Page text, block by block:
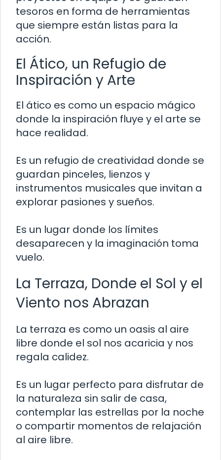
tesoros en forma de herramientas
que siempre están listas para la
acción.
El Ático, un Refugio de
Inspiración y Arte
El ático es como un espacio mágico
donde la inspiración fluye y el arte se
hace realidad.
Es un refugio de creatividad donde se
guardan pinceles, lienzos y
instrumentos musicales que invitan a
explorar pasiones y sueños.
Es un lugar donde los límites
desaparecen y la imaginación toma
vuelo.
La Terraza, Donde el Sol y el
Viento nos Abrazan
La terraza es como un oasis al aire
libre donde el sol nos acaricia y nos
regala calidez.
Es un lugar perfecto para disfrutar de
la naturaleza sin salir de casa,
contemplar las estrellas por la noche
o compartir momentos de relajación
al aire libre.